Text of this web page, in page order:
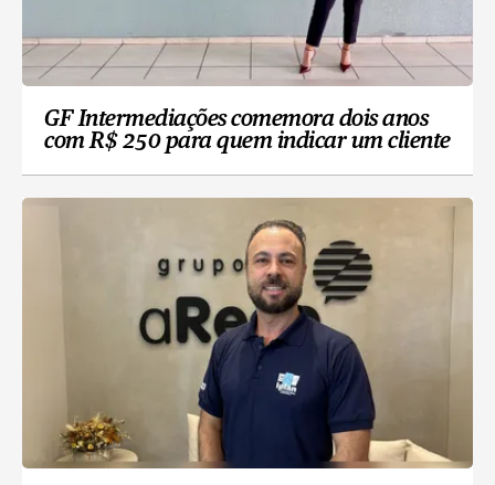
GF Intermediações comemora dois anos
com R$ 250 para quem indicar um cliente